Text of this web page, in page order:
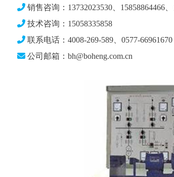
销售咨询：13732023530、15858864466
技术咨询：15058335858
联系电话：4008-269-589、0577-66961670
公司邮箱：bh@boheng.com.cn